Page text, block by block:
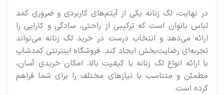
در نهایت، لگ زنانه یکی از آیتم‌های کاربردی و ضروری کمد
لباس بانوان است که ترکیبی از راحتی، سادگی و کارایی را
ارائه می‌دهد و انتخاب درست در خرید لگ زنانه می‌تواند
تجربه‌ای رضایت‌بخش ایجاد کند. فروشگاه اینترنتی کمدشاپ
با ارائه انواع لگ زنانه با کیفیت بالا، امکان خریدی آسان،
مطمئن و متناسب با نیازهای مختلف را برای شما فراهم
کرده است.